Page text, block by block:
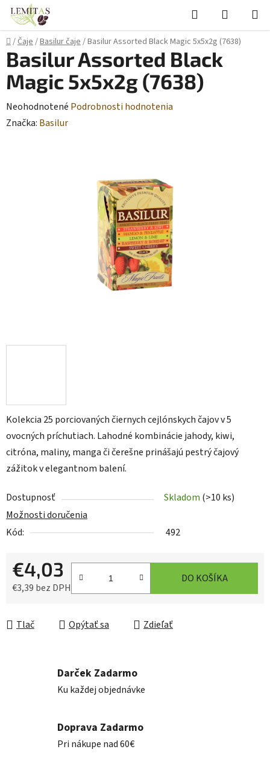
Prejsť
obsah
Hľadať
KOŠÍK
Domov
/Čaje/Basilur čaje/Basilur Assorted Black Magic 5x5x2g (7638)
Kolekcia 25 porciovaných čiernych cejlónskych čajov v 5
ovocných príchutiach. Lahodné kombinácie jahody, kiwi,
citróna, maliny, manga či čerešne prinášajú pestrý čajový
zážitok v elegantnom balení.
Dostupnosť Skladom (>10 ks)
Možnosti doručenia
Kód:
492
€4,03
€3,39 bez DPH
DO KOŠÍKA
Tlač Opýtať sa Zdieľať
Basilur Assorted Black
Magic 5x5x2g (7638)
Priemerné
hodnotenie
Neohodnotené Podrobnosti hodnotenia
Značka: Basilur
Darček Zadarmo
Ku každej objednávke
Doprava Zadarmo
Pri nákupe nad 60€